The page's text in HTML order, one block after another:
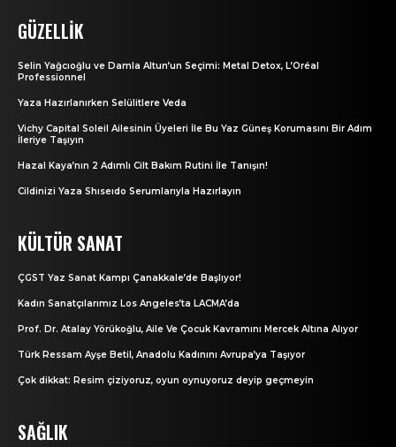
GÜZELLIK
Selin Yağcıoğlu ve Damla Altun’un Seçimi: Metal Detox, L’Oréal
Professionnel
Yaza Hazırlanırken Selülitlere Veda
Vichy Capital Soleil Ailesinin Üyeleri İle Bu Yaz Güneş Korumasını Bir Adım
İleriye Taşıyın
Hazal Kaya’nın 2 Adımlı Cilt Bakım Rutini İle Tanışın!
Cildinizi Yaza Shıseıdo Serumlarıyla Hazırlayın
KÜLTÜR SANAT
ÇGST Yaz Sanat Kampı Çanakkale’de Başlıyor!
Kadın Sanatçılarımız Los Angeles’ta LACMA’da
Prof. Dr. Atalay Yörükoğlu, Aile Ve Çocuk Kavramını Mercek Altına Alıyor
Türk Ressam Ayşe Betil, Anadolu Kadınını Avrupa’ya Taşıyor
Çok dikkat: Resim çiziyoruz, oyun oynuyoruz deyip geçmeyin
SAĞLIK